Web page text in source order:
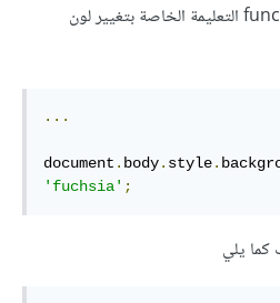
حيث سنكتب داخل التابع function التعليمة الخاصة بتغيير لون
...
document . body. style.
'fuchsia' ;
كما يلي